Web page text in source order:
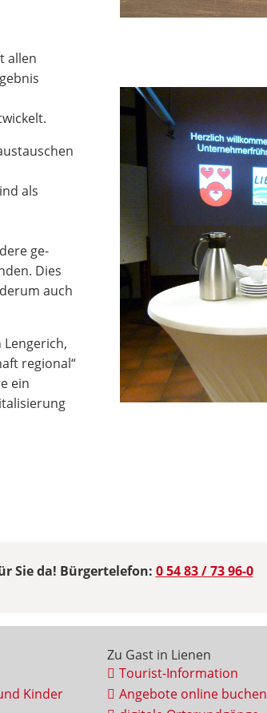
allen
als
ge­
Dies
auch
regional“
ein
Sie da! Bürgertelefon: 0 54 83 / 73 96-0
Kinder
Zu Gast in Lienen
Tourist-Information
Angebote online buchen